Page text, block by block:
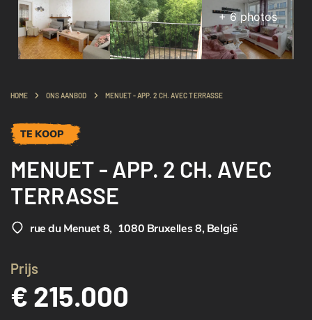
+6 photos
HOME ONS AANBOD MENUET - APP. 2 CH. AVEC TERRASSE
TE KOOP
MENUET - APP. 2 CH. AVEC
TERRASSE
rue du Menuet 8, 1080 Bruxelles 8, België
Prijs
€ 215.000